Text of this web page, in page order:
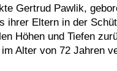
Gertrud Pawlik,
ihrer Eltern in der
Höhen und Tiefen
Alter von 72 Jahren